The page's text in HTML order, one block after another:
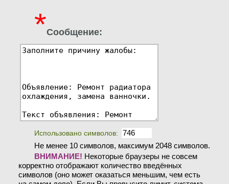
*Сообщение:
Использовано символов:
Не менее 10 символов, максимум 2048 символов.
ВНИМАНИЕ! Некоторые браузеры не совсем
корректно отображают количество введённых
символов (оно может оказаться меньшим, чем есть